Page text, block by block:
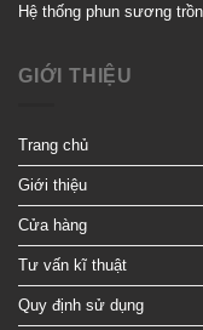
Hệ thống phun sương
GIỚI THIỆU
Trang chủ
Giới thiệu
Cửa hàng
Tư vấn kĩ thuật
Quy định sử dụng